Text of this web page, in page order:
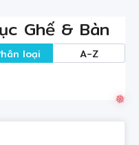
Ghế & Bàn
loại
A-Z